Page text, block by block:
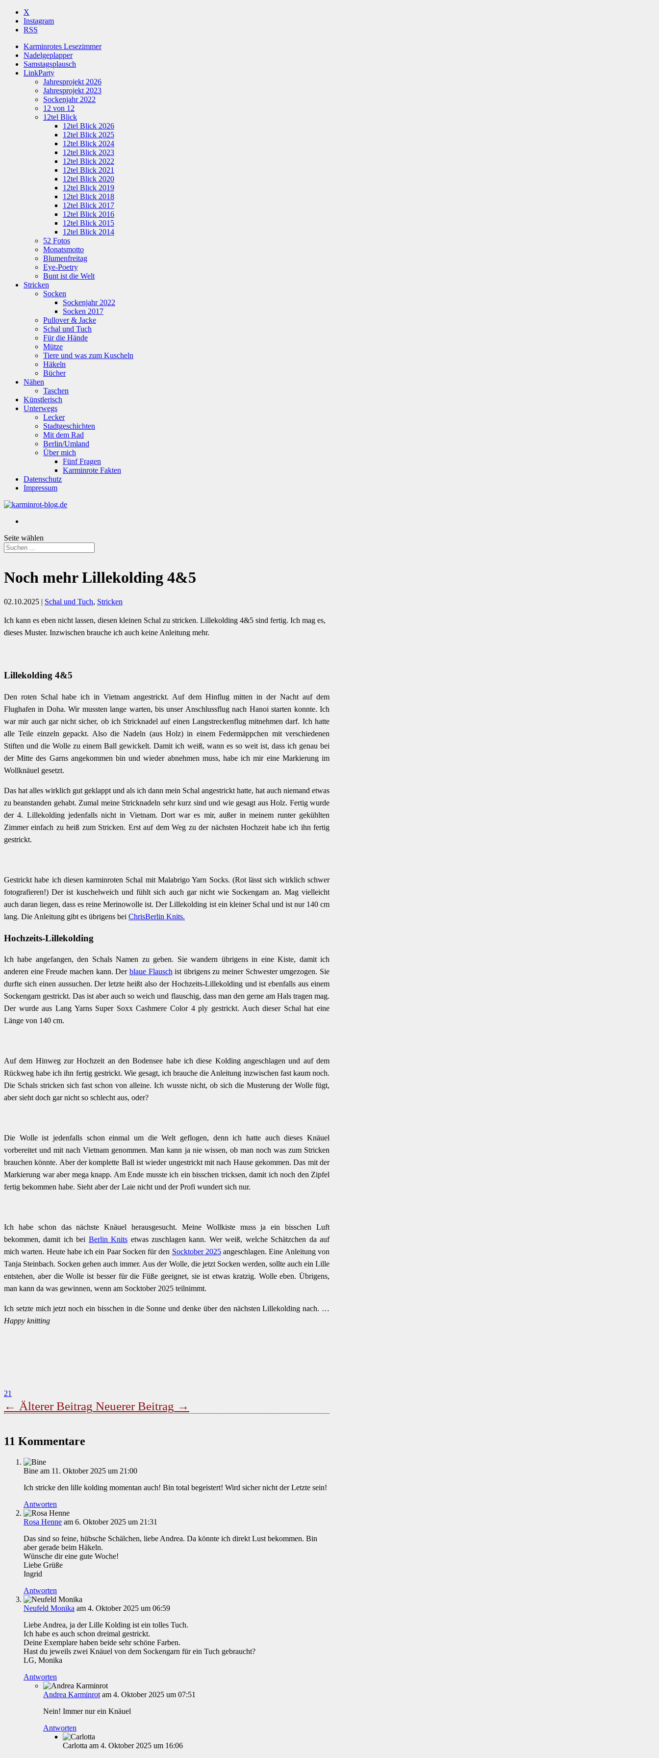
X
Instagram
RSS
Karminrotes Lesezimmer
Nadelgeplapper
Samstagsplausch
LinkParty
Jahresprojekt 2026
Jahresprojekt 2023
Sockenjahr 2022
12 von 12
12tel Blick
12tel Blick 2026
12tel Blick 2025
12tel Blick 2024
12tel Blick 2023
12tel Blick 2022
12tel Blick 2021
12tel Blick 2020
12tel Blick 2019
12tel Blick 2018
12tel Blick 2017
12tel Blick 2016
12tel Blick 2015
12tel Blick 2014
52 Fotos
Monatsmotto
Blumenfreitag
Eye-Poetry
Bunt ist die Welt
Stricken
Socken
Sockenjahr 2022
Socken 2017
Pullover & Jacke
Schal und Tuch
Für die Hände
Mütze
Tiere und was zum Kuscheln
Häkeln
Bücher
Nähen
Taschen
Künstlerisch
Unterwegs
Lecker
Stadtgeschichten
Mit dem Rad
Berlin/Umland
Über mich
Fünf Fragen
Karminrote Fakten
Datenschutz
Impressum
Seite wählen
Noch mehr Lillekolding 4&5
02.10.2025 | Schal und Tuch, Stricken
Ich kann es eben nicht lassen, diesen kleinen Schal zu stricken. Lillekolding 4&5 sind fertig. Ich mag es,
dieses Muster. Inzwischen brauche ich auch keine Anleitung mehr.
Lillekolding 4&5
Den roten Schal habe ich in Vietnam angestrickt. Auf dem Hinflug mitten in der Nacht auf dem
Flughafen in Doha. Wir mussten lange warten, bis unser Anschlussflug nach Hanoi starten konnte. Ich
war mir auch gar nicht sicher, ob ich Stricknadel auf einen Langstreckenflug mitnehmen darf. Ich hatte
alle Teile einzeln gepackt. Also die Nadeln (aus Holz) in einem Federmäppchen mit verschiedenen
Stiften und die Wolle zu einem Ball gewickelt. Damit ich weiß, wann es so weit ist, dass ich genau bei
der Mitte des Garns angekommen bin und wieder abnehmen muss, habe ich mir eine Markierung im
Wollknäuel gesetzt.
Das hat alles wirklich gut geklappt und als ich dann mein Schal angestrickt hatte, hat auch niemand etwas
zu beanstanden gehabt. Zumal meine Stricknadeln sehr kurz sind und wie gesagt aus Holz. Fertig wurde
der 4. Lillekolding jedenfalls nicht in Vietnam. Dort war es mir, außer in meinem runter gekühlten
Zimmer einfach zu heiß zum Stricken. Erst auf dem Weg zu der nächsten Hochzeit habe ich ihn fertig
gestrickt.
Gestrickt habe ich diesen karminroten Schal mit Malabrigo Yarn Socks. (Rot lässt sich wirklich schwer
fotografieren!) Der ist kuschelweich und fühlt sich auch gar nicht wie Sockengarn an. Mag vielleicht
auch daran liegen, dass es reine Merinowolle ist. Der Lillekolding ist ein kleiner Schal und ist nur 140 cm
lang. Die Anleitung gibt es übrigens bei ChrisBerlin Knits.
Hochzeits-Lillekolding
Ich habe angefangen, den Schals Namen zu geben. Sie wandern übrigens in eine Kiste, damit ich
anderen eine Freude machen kann. Der blaue Flauschist übrigens zu meiner Schwester umgezogen. Sie
durfte sich einen aussuchen. Der letzte heißt also der Hochzeits-Lillekolding und ist ebenfalls aus einem
Sockengarn gestrickt. Das ist aber auch so weich und flauschig, dass man den gerne am Hals tragen mag.
Der wurde aus Lang Yarns Super Soxx Cashmere Color 4 ply gestrickt. Auch dieser Schal hat eine
Länge von 140 cm.
Auf dem Hinweg zur Hochzeit an den Bodensee habe ich diese Kolding angeschlagen und auf dem
Rückweg habe ich ihn fertig gestrickt. Wie gesagt, ich brauche die Anleitung inzwischen fast kaum noch.
Die Schals stricken sich fast schon von alleine. Ich wusste nicht, ob sich die Musterung der Wolle fügt,
aber sieht doch gar nicht so schlecht aus, oder?
Die Wolle ist jedenfalls schon einmal um die Welt geflogen, denn ich hatte auch dieses Knäuel
vorbereitet und mit nach Vietnam genommen. Man kann ja nie wissen, ob man noch was zum Stricken
brauchen könnte. Aber der komplette Ball ist wieder ungestrickt mit nach Hause gekommen. Das mit der
Markierung war aber mega knapp. Am Ende musste ich ein bisschen tricksen, damit ich noch den Zipfel
fertig bekommen habe. Sieht aber der Laie nicht und der Profi wundert sich nur.
Ich habe schon das nächste Knäuel herausgesucht. Meine Wollkiste muss ja ein bisschen Luft
bekommen, damit ich bei Berlin Knits etwas zuschlagen kann. Wer weiß, welche Schätzchen da auf
mich warten. Heute habe ich ein Paar Socken für den Socktober 2025angeschlagen. Eine Anleitung von
Tanja Steinbach. Socken gehen auch immer. Aus der Wolle, die jetzt Socken werden, sollte auch ein Lille
entstehen, aber die Wolle ist besser für die Füße geeignet, sie ist etwas kratzig. Wolle eben. Übrigens,
man kann da was gewinnen, wenn am Socktober 2025 teilnimmt.
Ich setzte mich jetzt noch ein bisschen in die Sonne und denke über den nächsten Lillekolding nach. …
Happy knitting
21
← Älterer Beitrag Neuerer Beitrag →
11 Kommentare
Bine am 11. Oktober 2025 um 21:00
Ich stricke den lille kolding momentan auch! Bin total begeistert! Wird sicher nicht der Letzte sein!
Antworten
Rosa Henne am 6. Oktober 2025 um 21:31
Das sind so feine, hübsche Schälchen, liebe Andrea. Da könnte ich direkt Lust bekommen. Bin
aber gerade beim Häkeln.
Wünsche dir eine gute Woche!
Liebe Grüße
Ingrid
Antworten
Neufeld Monika am 4. Oktober 2025 um 06:59
Liebe Andrea, ja der Lille Kolding ist ein tolles Tuch.
Ich habe es auch schon dreimal gestrickt.
Deine Exemplare haben beide sehr schöne Farben.
Hast du jeweils zwei Knäuel von dem Sockengarn für ein Tuch gebraucht?
LG, Monika
Antworten
Andrea Karminrot am 4. Oktober 2025 um 07:51
Nein! Immer nur ein Knäuel
Antworten
Carlotta am 4. Oktober 2025 um 16:06